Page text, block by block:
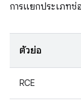
การแยกประเภทช่
ตัวย่อ
RCE